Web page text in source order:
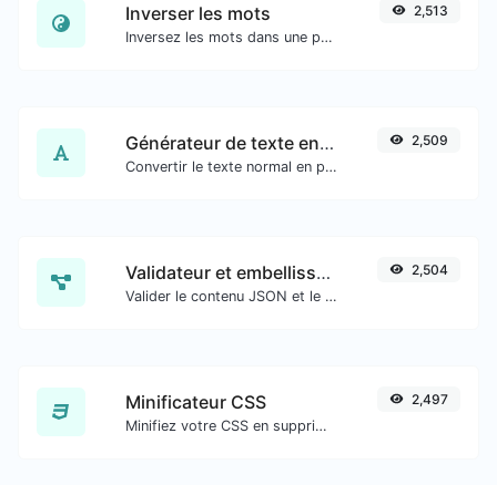
Inverser les mots
Inversez les mots dans une phrase ou un paragraphe donné avec facilité.
2,513
Générateur de texte en vieil anglais
Convertir le texte normal en police de caractères anglaise ancienne.
2,509
Validateur et embellisseur JSON
Valider le contenu JSON et le rendre présentable.
2,504
Minificateur CSS
Minifiez votre CSS en supprimant tous les caractères inutiles.
2,497